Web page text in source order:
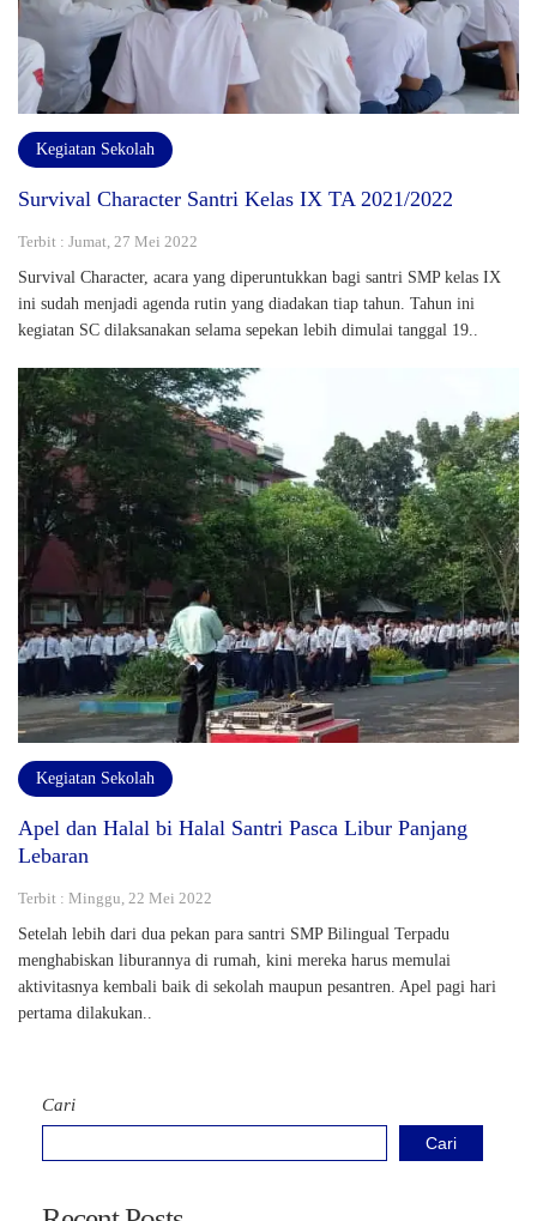
Kegiatan Sekolah
Survival Character Santri Kelas IX TA 2021/2022
Terbit : Jumat, 27 Mei 2022
Survival Character, acara yang diperuntukkan bagi santri SMP kelas IX
ini sudah menjadi agenda rutin yang diadakan tiap tahun. Tahun ini
kegiatan SC dilaksanakan selama sepekan lebih dimulai tanggal 19..
Kegiatan Sekolah
Apel dan Halal bi Halal Santri Pasca Libur Panjang
Lebaran
Terbit : Minggu, 22 Mei 2022
Setelah lebih dari dua pekan para santri SMP Bilingual Terpadu
menghabiskan liburannya di rumah, kini mereka harus memulai
aktivitasnya kembali baik di sekolah maupun pesantren. Apel pagi hari
pertama dilakukan..
Cari
Cari